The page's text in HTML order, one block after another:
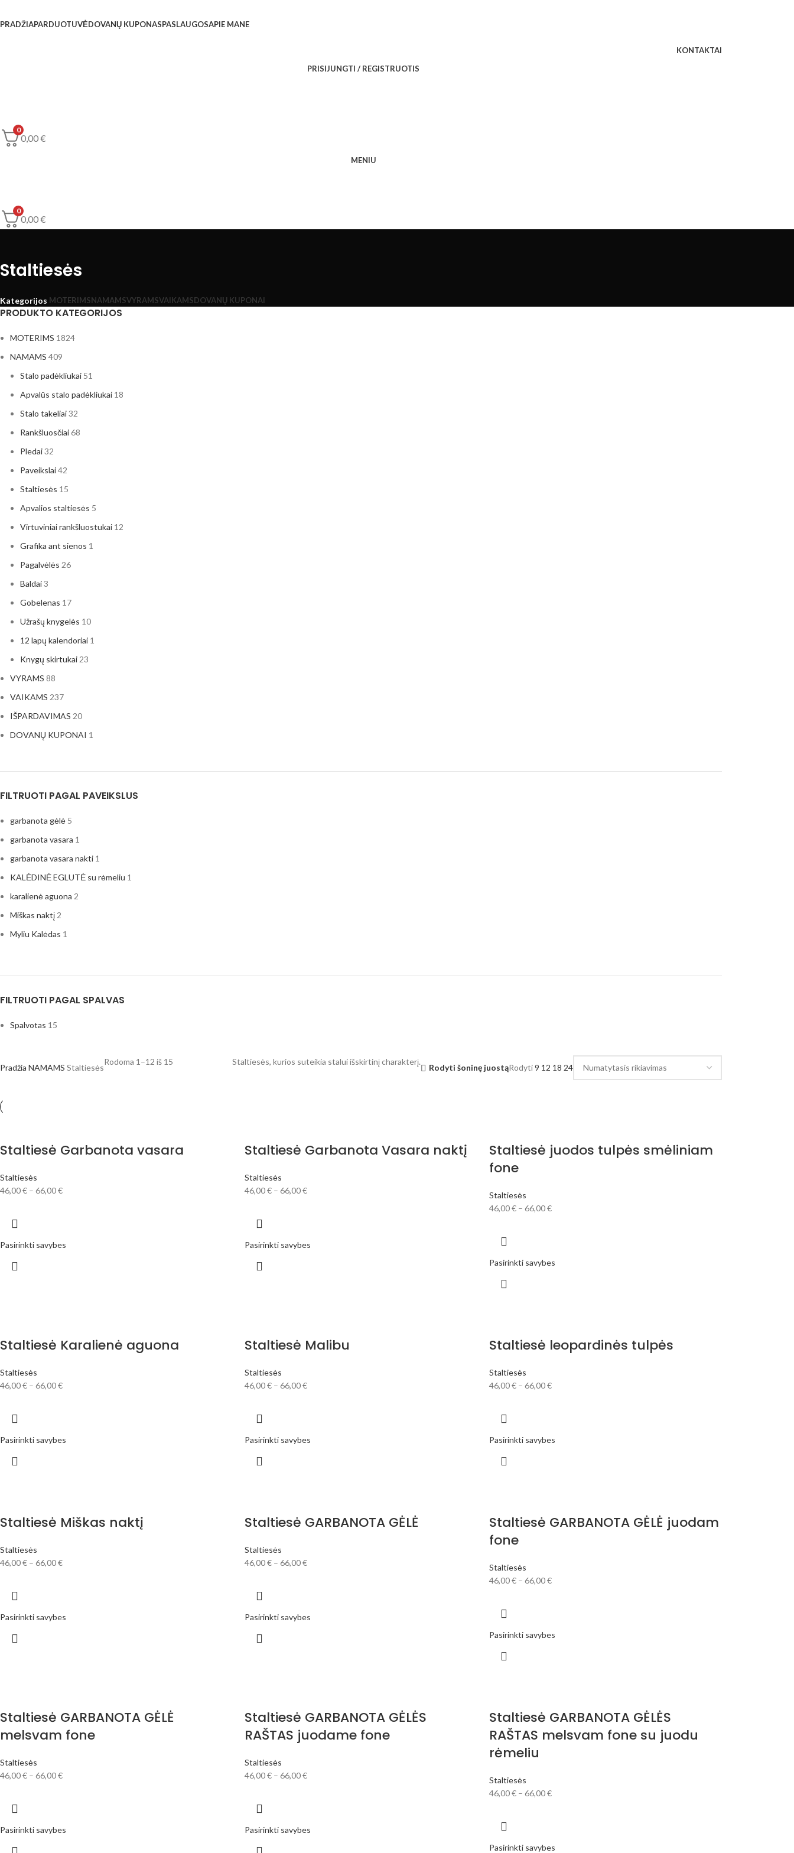
PRADŽIAPARDUOTUVĖDOVANŲ KUPONASPASLAUGOSAPIE MANE
KONTAKTAI
PRISIJUNGTI / REGISTRUOTIS
0
0,00€
MENIU
0
0,00€
Staltiesės
Kategorijos MOTERIMSNAMAMSVYRAMSVAIKAMSDOVANŲ KUPONAI
PRODUKTO KATEGORIJOS
MOTERIMS 1824
NAMAMS 409
Stalo padėkliukai 51
Apvalūs stalo padėkliukai 18
Stalo takeliai32
Rankšluosčiai68
Pledai32
Paveikslai42
Staltiesės 15
Apvalios staltiesės 5
Virtuviniai rankšluostukai 12
Grafika ant sienos 1
Pagalvėlės 26
Baldai3
Gobelenas 17
Užrašų knygelės 10
12 lapų kalendoriai 1
Knygų skirtukai 23
VYRAMS 88
VAIKAMS 237
IŠPARDAVIMAS 20
DOVANŲ KUPONAI 1
FILTRUOTI PAGAL PAVEIKSLUS
garbanota gėlė 5
garbanota vasara 1
garbanota vasara nakti 1
KALĖDINĖ EGLUTĖ su rėmeliu 1
karalienė aguona 2
Miškas naktį 2
Myliu Kalėdas 1
FILTRUOTI PAGAL SPALVAS
Spalvotas 15
Pradžia NAMAMS Staltiesės
Rodoma 1–12 iš 15 Staltiesės, kurios suteikia stalui išskirtinį charakterį.
Rodyti šoninę juostąRodyti9 12 18 24
Staltiesė Garbanota vasara
Staltiesės
46,00€ – 66,00€
Pasirinkti savybes
Staltiesė Garbanota Vasara naktį
Staltiesės
46,00€ – 66,00€
Pasirinkti savybes
Staltiesė juodos tulpės smėliniam
fone
Staltiesės
46,00€ – 66,00€
Pasirinkti savybes
Staltiesė Karalienė aguona
Staltiesės
46,00€ – 66,00€
Pasirinkti savybes
Staltiesė Malibu
Staltiesės
46,00€ – 66,00€
Pasirinkti savybes
Staltiesė leopardinės tulpės
Staltiesės
46,00€ – 66,00€
Pasirinkti savybes
Staltiesė Miškas naktį
Staltiesės
46,00€ – 66,00€
Pasirinkti savybes
Staltiesė GARBANOTA GĖLĖ
Staltiesės
46,00€ – 66,00€
Pasirinkti savybes
Staltiesė GARBANOTA GĖLĖ juodam
fone
Staltiesės
46,00€ – 66,00€
Pasirinkti savybes
Staltiesė GARBANOTA GĖLĖ
melsvam fone
Staltiesės
46,00€ – 66,00€
Pasirinkti savybes
Staltiesė GARBANOTA GĖLĖS
RAŠTAS juodame fone
Staltiesės
46,00€ – 66,00€
Pasirinkti savybes
Staltiesė GARBANOTA GĖLĖS
RAŠTAS melsvam fone su juodu
rėmeliu
Staltiesės
46,00€ – 66,00€
Pasirinkti savybes